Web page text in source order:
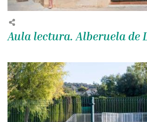
Aula lectura. Alberuela de